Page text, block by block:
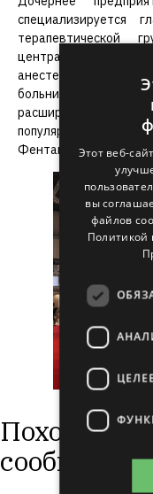
специализируется
терапевтической
центральную
анестетические и
больничного
расширить свои
популярные
Фентанил, Морфин и
Похожие
сообщения
Этот веб-
вы
файлов
Политикой